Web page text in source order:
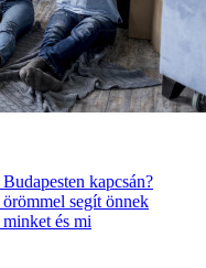
kapcsán?
segít önnek
és mi